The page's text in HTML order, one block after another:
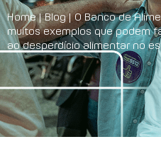
Home|Blog|O Banco de
muitos exemplos que podem
ao desperdício alimentar no